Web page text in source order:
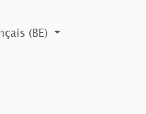
L'éthique à
(BE)